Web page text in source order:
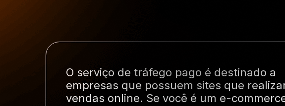
O serviço de tráfego pago é destinado a
empresas que possuem sites que
vendas online. Se você é um e-